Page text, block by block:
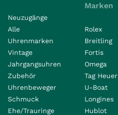
Neuzugänge
Alle
Uhrenmarken
Vintage
Jahrgangsuhren
Zubehör
Uhrenbeweger
Schmuck
Ehe/Trauringe
Marken
Rolex
Breitling
Fortis
Omega
Tag Heuer
U-Boat
Longines
Hublot